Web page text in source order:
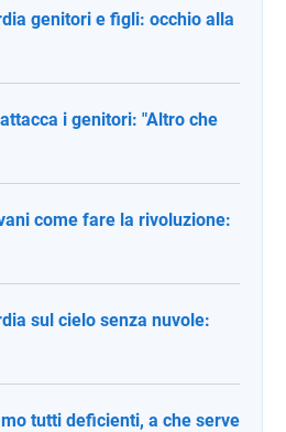
genitori e figli: occhio alla
i genitori: "Altro che
come fare la rivoluzione:
sul cielo senza nuvole:
tutti deficienti, a che serve